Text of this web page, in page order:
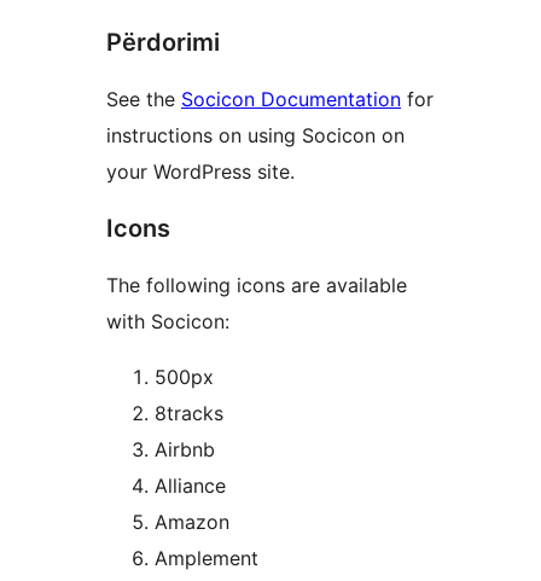
Përdorimi
See the Socicon Documentation for
instructions on using Socicon on
your WordPress site.
Icons
The following icons are available
with Socicon:
500px
8tracks
Airbnb
Alliance
Amazon
Amplement